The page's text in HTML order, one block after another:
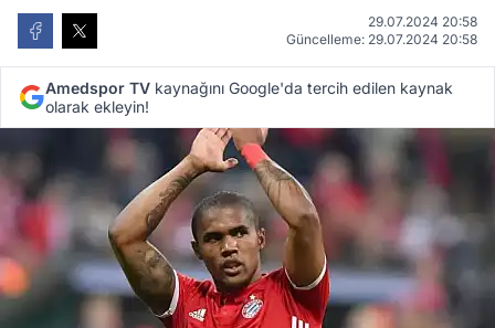
29.07.2024 20:58
Güncelleme: 29.07.2024 20:58
Amedspor TV kaynağını Google'da tercih edilen kaynak
olarak ekleyin!